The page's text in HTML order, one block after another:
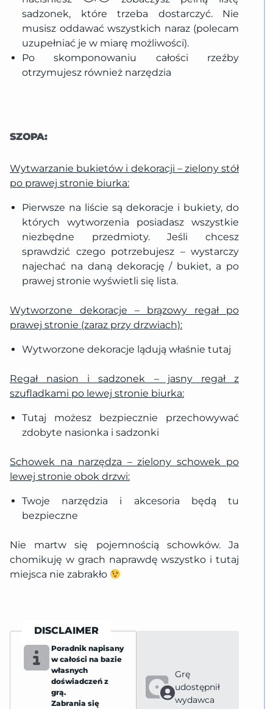
sadzonek, które trzeba dostarczyć. Nie
musisz oddawać wszystkich naraz (polecam
uzupełniać je w miarę możliwości).
Po skomponowaniu całości rzeźby
otrzymujesz również narzędzia
SZOPA:
Wytwarzanie bukietów i dekoracji – zielony stół
po prawej stronie biurka:
Pierwsze na liście są dekoracje i bukiety, do
których wytworzenia posiadasz wszystkie
niezbędne przedmioty. Jeśli chcesz
sprawdzić czego potrzebujesz – wystarczy
najechać na daną dekorację / bukiet, a po
prawej stronie wyświetli się lista.
Wytworzone dekoracje – brązowy regał po
prawej stronie (zaraz przy drzwiach):
Wytworzone dekoracje lądują właśnie tutaj
Regał nasion i sadzonek – jasny regał z
szufladkami po lewej stronie biurka:
Tutaj możesz bezpiecznie przechowywać
zdobyte nasionka i sadzonki
Schowek na narzędza – zielony schowek po
lewej stronie obok drzwi:
Twoje narzędzia i akcesoria będą tu
bezpieczne
Nie martw się pojemnością schowków. Ja
chomikuję w grach naprawdę wszystko i tutaj
miejsca nie zabrakło
DISCLAIMER
Poradnik napisany
w całości na bazie
własnych
doświadczeń z
grą.
Zabrania się
Grę
udostępnił
wydawca